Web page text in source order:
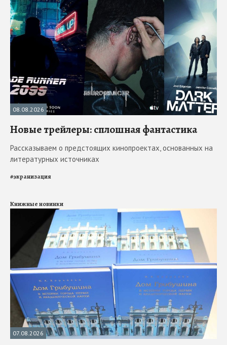
08.08.2026
Новые трейлеры: сплошная фантастика
Рассказываем о предстоящих кинопроектах, основанных на
литературных источниках
#экранизация
Книжные новинки
07.08.2026